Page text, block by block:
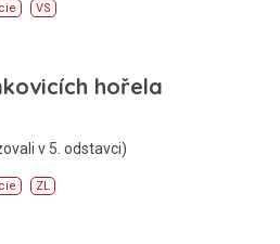
VS
hořela
v 5. odstavci)
ZL